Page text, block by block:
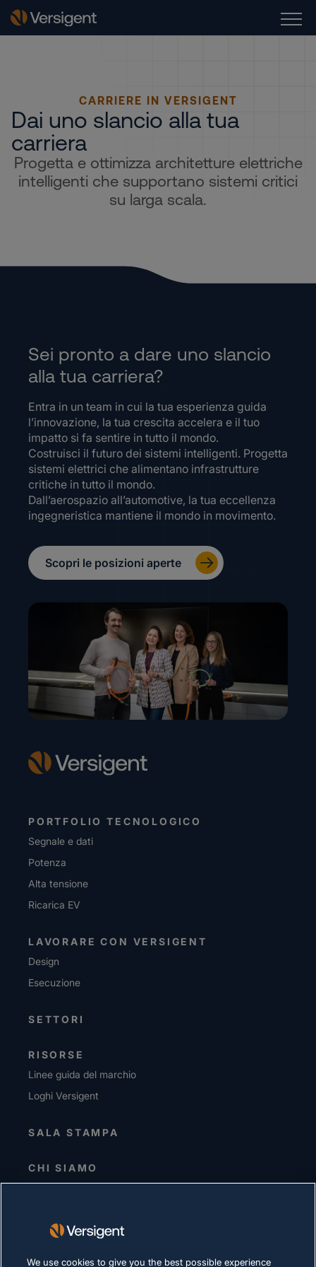
CARRIERE IN VERSIGENT
Dai uno slancio alla tua
carriera
Progetta e ottimizza architetture elettriche
intelligenti che supportano sistemi critici
su larga scala.
Sei pronto a dare uno slancio
alla tua carriera?
Entra in un team in cui la tua esperienza guida
l’innovazione, la tua crescita accelera e il tuo
impatto si fa sentire in tutto il mondo.
Costruisci il futuro dei sistemi intelligenti. Progetta
sistemi elettrici che alimentano infrastrutture
critiche in tutto il mondo.
Dall’aerospazio all’automotive, la tua eccellenza
ingegneristica mantiene il mondo in movimento.
Scopri le posizioni aperte
PORTFOLIO TECNOLOGICO
Segnale e dati
Potenza
Alta tensione
Ricarica EV
LAVORARE CON VERSIGENT
Design
Esecuzione
SETTORI
RISORSE
Linee guida del marchio
Loghi Versigent
SALA STAMPA
CHI SIAMO
Direzione senior
Fornitori
We use cookies to give you the best possible experience